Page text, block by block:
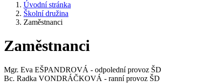
Úvodní stránka
Školní družina
Zaměstnanci
Zaměstnanci
Mgr. Eva EŠPANDROVÁ - odpolední provoz ŠD
Bc. Radka VONDRÁČKOVÁ - ranní provoz ŠD